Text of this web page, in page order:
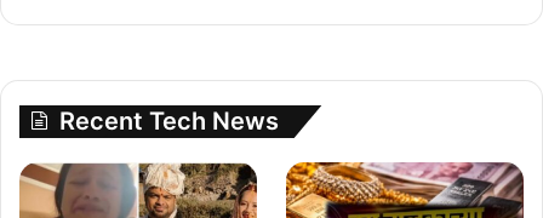
Recent Tech News